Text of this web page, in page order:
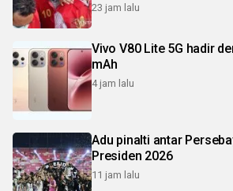
23 jam lalu
Vivo V80 Lite 5G hadir
mAh
4 jam lalu
Adu pinalti antar
Presiden 2026
11 jam lalu